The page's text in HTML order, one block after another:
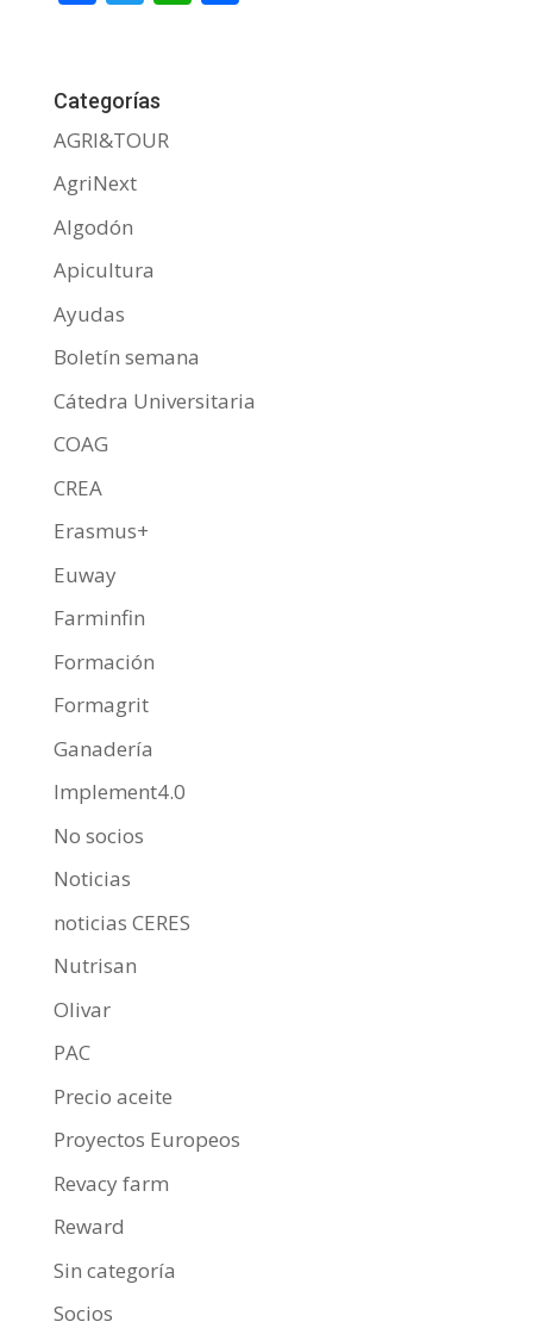
b
o
o
k
er
Categorías
AGRI&TOUR
AgriNext
Algodón
Apicultura
Ayudas
Boletín semana
Cátedra Universitaria
COAG
CREA
Erasmus+
Euway
Farminfin
Formación
Formagrit
Ganadería
Implement4.0
No socios
Noticias
noticias CERES
Nutrisan
Olivar
PAC
Precio aceite
Proyectos Europeos
Revacy farm
Reward
Sin categoría
Socios